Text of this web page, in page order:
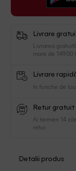
Livrare
Livrarea
mare de 149.00
Livrare
In functie de
Retur gratuit
Ai termen 14
retur.
Detalii produs